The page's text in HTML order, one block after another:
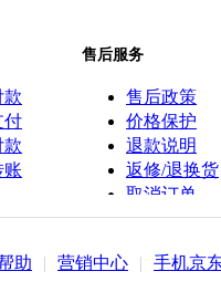
款
付
款
账
售后服务
售后政策
价格保护
退款说明
返修/退换货
取消订单
助 | 营销中心 | 手机京